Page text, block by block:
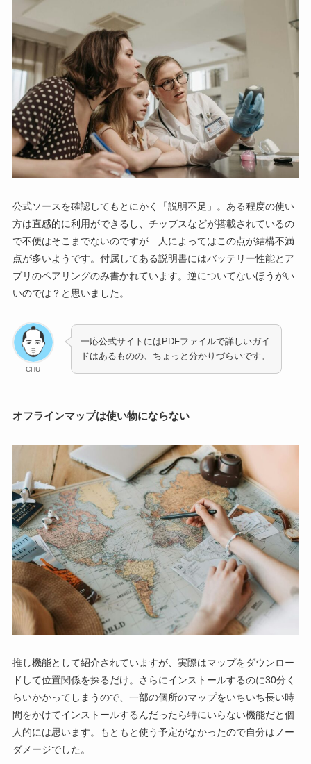
公式ソースを確認してもとにかく「説明不足」。ある程度の使い
方は直感的に利用ができるし、チップスなどが搭載されているの
で不便はそこまでないのですが…人によってはこの点が結構不満
点が多いようです。付属してある説明書にはバッテリー性能とア
プリのペアリングのみ書かれています。逆についてないほうがい
いのでは？と思いました。
CHU
一応公式サイトにはPDFファイルで詳しいガイ
ドはあるものの、ちょっと分かりづらいです。
オフラインマップは使い物にならない
推し機能として紹介されていますが、実際はマップをダウンロー
ドして位置関係を探るだけ。さらにインストールするのに30分く
らいかかってしまうので、一部の個所のマップをいちいち長い時
間をかけてインストールするんだったら特にいらない機能だと個
人的には思います。もともと使う予定がなかったので自分はノー
ダメージでした。